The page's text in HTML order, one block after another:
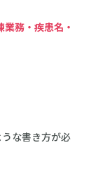
業務・疾患名・
な書き方が必